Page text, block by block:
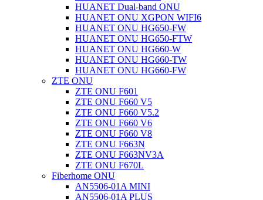
HUANET Dual-band ONU
HUANET ONU XGPON WIFI6
HUANET ONU HG650-FW
HUANET ONU HG650-FTW
HUANET ONU HG660-W
HUANET ONU HG660-TW
HUANET ONU HG660-FW
ZTE ONU
ZTE ONU F601
ZTE ONU F660 V5
ZTE ONU F660 V5.2
ZTE ONU F660 V6
ZTE ONU F660 V8
ZTE ONU F663N
ZTE ONU F663NV3A
ZTE ONU F670L
Fiberhome ONU
AN5506-01A MINI
AN5506-01A PLUS